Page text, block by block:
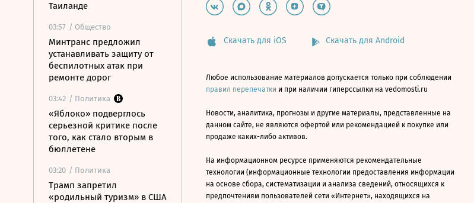
Таиланде
03:57 / Общество
Минтранс предложил
устанавливать защиту от
беспилотных атак при
ремонте дорог
03:42 / Политика
«Яблоко» подверглось
серьезной критике после
того, как стало вторым в
бюллетене
03:20 / Политика
Трамп запретил
«родильный туризм» в США
Скачать для iOS Скачать для Android
Любое использование материалов допускается только при соблюдении
правил перепечатки и при наличии гиперссылки на vedomosti.ru
Новости, аналитика, прогнозы и другие материалы, представленные на
данном сайте, не являются офертой или рекомендацией к покупке или
продаже каких-либо активов.
На информационном ресурсе применяются рекомендательные
технологии (информационные технологии предоставления информации
на основе сбора, систематизации и анализа сведений, относящихся к
предпочтениям пользователей сети «Интернет», находящихся на